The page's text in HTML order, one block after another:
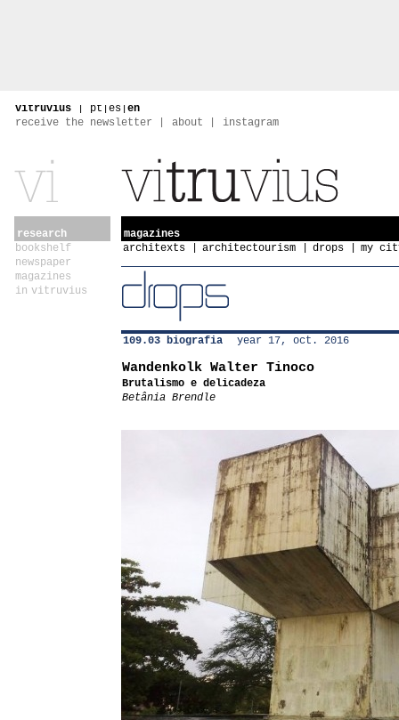
vitruvius | pt | es | en
receive the newsletter
about instagram
research
bookshelf
newspaper
magazines
in vitruvius
magazines
architexts
architectourism drops my
109.03 biografia year 17, oct. 2016
Wandenkolk Walter Tinoco
Brutalismo e delicadeza
Betânia Brendle